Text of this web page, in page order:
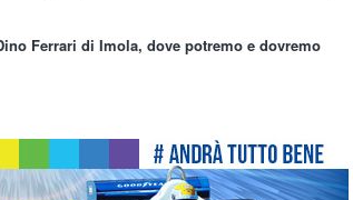
Ferrari di Imola, dove potremo e dovremo